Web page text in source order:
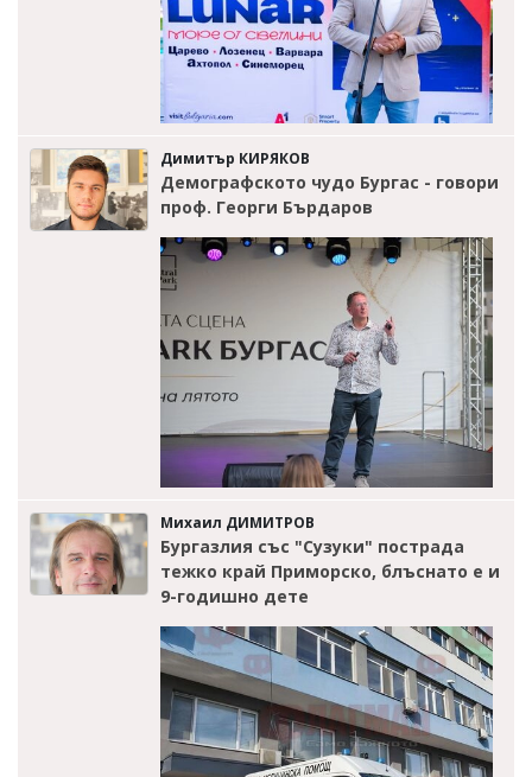
Димитър КИРЯКОВ
Демографското чудо Бургас - говори
проф. Георги Бърдаров
Михаил ДИМИТРОВ
Бургазлия със "Сузуки" пострада
тежко край Приморско, блъснато е и
9-годишно дете